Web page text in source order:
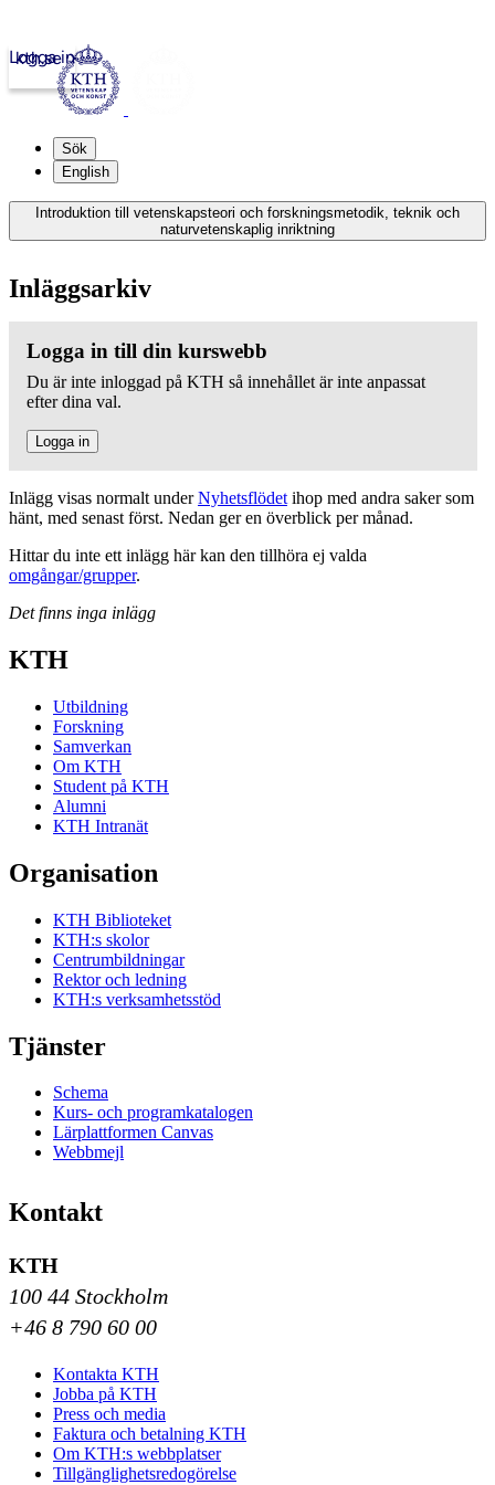
kth.se
Logga in
Sök
English
Introduktion till vetenskapsteori och forskningsmetodik, teknik och
naturvetenskaplig inriktning
Inläggsarkiv
Logga in till din kurswebb
Du är inte inloggad på KTH så innehållet är inte anpassat
efter dina val.
Logga in
Inlägg visas normalt underNyhetsflödet ihop med andra saker som
hänt, med senast först. Nedan ger en överblick per månad.
Hittar du inte ett inlägg här kan den tillhöra ej valda
omgångar/grupper.
Det finns inga inlägg
KTH
Utbildning
Forskning
Samverkan
Om KTH
Student på KTH
Alumni
KTH Intranät
Organisation
KTH Biblioteket
KTH:s skolor
Centrumbildningar
Rektor och ledning
KTH:s verksamhetsstöd
Tjänster
Schema
Kurs- och programkatalogen
Lärplattformen Canvas
Webbmejl
Kontakt
KTH
100 44 Stockholm
+46 8 790 60 00
Kontakta KTH
Jobba på KTH
Press och media
Faktura och betalning KTH
Om KTH:s webbplatser
Tillgänglighetsredogörelse